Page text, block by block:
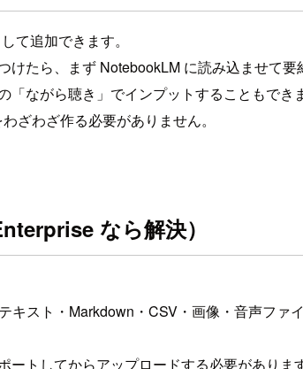
て追加できます。
たら、まず NotebookLM に読み込ませて要
ながら聴き」でインプットすることもできま
ざわざ作る必要がありません。
なら解決）
スト・Markdown・CSV・画像・音声ファイ
トしてからアップロードする必要があります